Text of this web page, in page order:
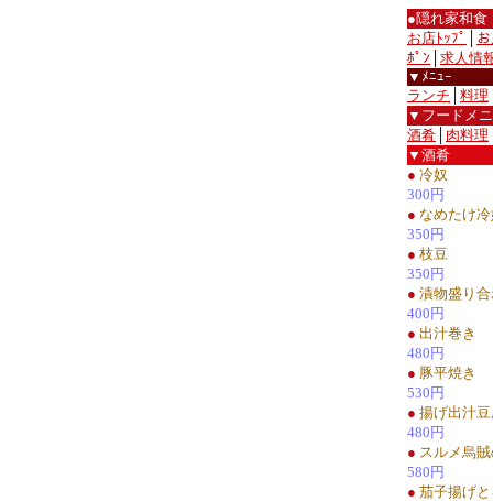
●隠れ家和
お店ﾄｯﾌﾟ
ﾎﾟﾝ
求人情
▼ﾒﾆｭｰ
ランチ
料理
▼フードメ
酒肴
肉料理
▼酒肴
● 冷奴
300円
● なめたけ
350円
● 枝豆
350円
● 漬物盛り
400円
● 出汁巻き
480円
● 豚平焼き
530円
● 揚げ出汁
480円
● スルメ烏
580円
● 茄子揚げ